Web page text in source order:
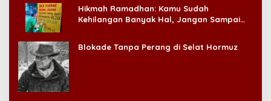
Hikmah Ramadhan: Kamu Sudah
Kehilangan Banyak Hal, Jangan Sampai
Blokade Tanpa Perang di Selat Hormuz